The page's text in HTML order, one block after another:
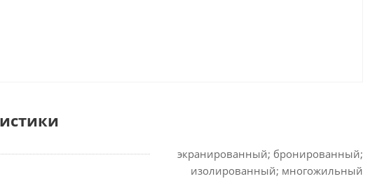
экранированный; бронированный;
изолированный; многожильный